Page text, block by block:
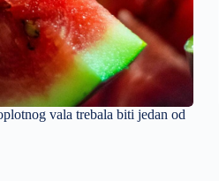
vala trebala biti jedan od